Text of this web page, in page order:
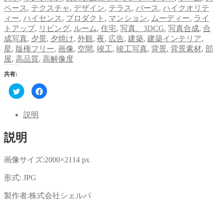
ペース , テクスチャ, デザイン, テラス , パース , ハイクオリテ
ィー, ハイセンス , プロダクト , マンション, ムーディー, ライ
トアップ, リビング, ルーム, 住宅, 写真、3DCG, 写真合成, 合
成写真, 夕景, 夕焼け, 外観, 夜, 広告, 建築, 建築インテリア,
星, 版権フリー, 画像, 空間, 竣工, 竣工写真, 背景, 背景素材, 部
屋, 高品質, 高解像度
共有:
ク
リ
し
て
で
共
有
い
ウ
ン
ド
で
開
Facebook
で
し
て
(新
し
説明
説明
画像サイズ:2000×2114 px
形式: JPG
製作者:株式会社シェルパ